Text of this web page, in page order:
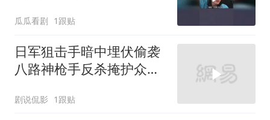
瓜瓜看剧 1跟贴
日军狙击手暗中埋伏偷袭
八路神枪手反杀掩护众人
剧说侃影 1跟贴